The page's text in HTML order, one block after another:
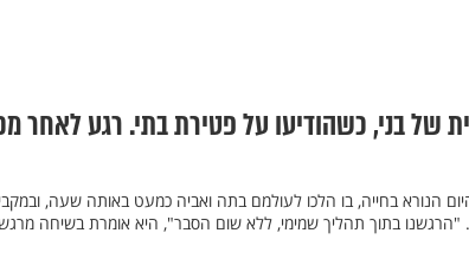
של בני, כשהודיעו על פטירת בתי. רגע לאחר
הנורא בחייה, בו הלכו לעולמם בתה ואביה כמעט באותה שעה,
"הרגשנו בתוך תהליך שמימי, ללא שום הסבר", היא אומרת בשיחה